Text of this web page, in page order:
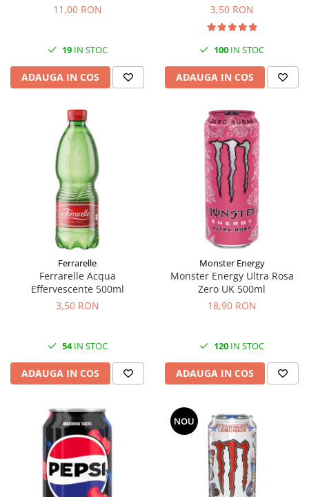
11,00 RON
19IN STOC
ADAUGA IN COS
3,50 RON
100 IN STOC
ADAUGA IN COS
Ferrarelle
Ferrarelle Acqua
Effervescente 500ml
3,50 RON
54IN STOC
ADAUGA IN COS
Monster Energy
Monster Energy Ultra Rosa
Zero UK 500ml
18,90 RON
120 IN STOC
ADAUGA IN COS
NOU